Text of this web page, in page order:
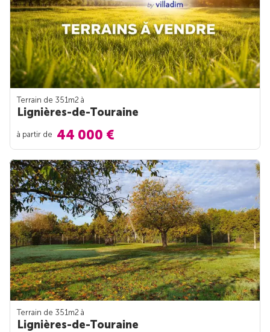
Terrain de 351m2 à
Lignières-de-Touraine
à partir de 44 000 €
Terrain de 351m2 à
Lignières-de-Touraine